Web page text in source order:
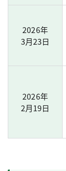
2026年
3月23日
2026年
2月19日